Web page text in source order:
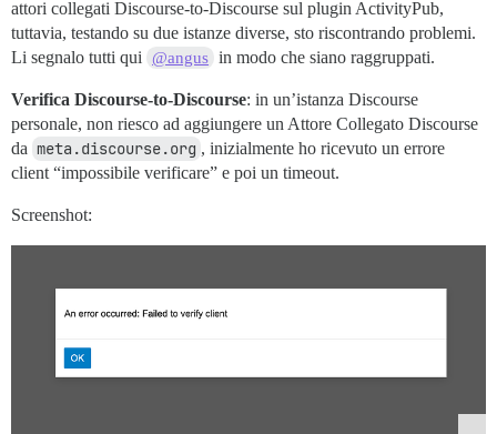
attori collegati Discourse-to-Discourse sul plugin ActivityPub,
tuttavia, testando su due istanze diverse, sto riscontrando problemi.
Li segnalo tutti qui
@angus in modo che siano raggruppati.
Verifica Discourse-to-Discourse: in un’istanza Discourse
personale, non riesco ad aggiungere un Attore Collegato Discourse
da meta.discourse.org , inizialmente ho ricevuto un errore
client “impossibile verificare” e poi un timeout.
Screenshot: